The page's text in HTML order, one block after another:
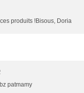
produits !Bisous, Doria
patmamy